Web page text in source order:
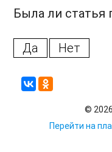
Была ли статья
Да Нет
©
Перейти на